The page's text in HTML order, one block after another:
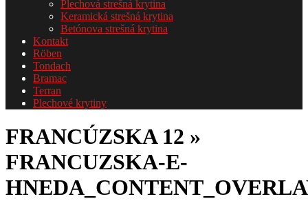
Plechová strešná krytina
Keramická strešná krytina
Betónova strešná krytina
Kontakt
Röben
Tondach
Bramac
Terran
Plechové krytiny
FRANCÚZSKA 12 »
FRANCUZSKA-E-